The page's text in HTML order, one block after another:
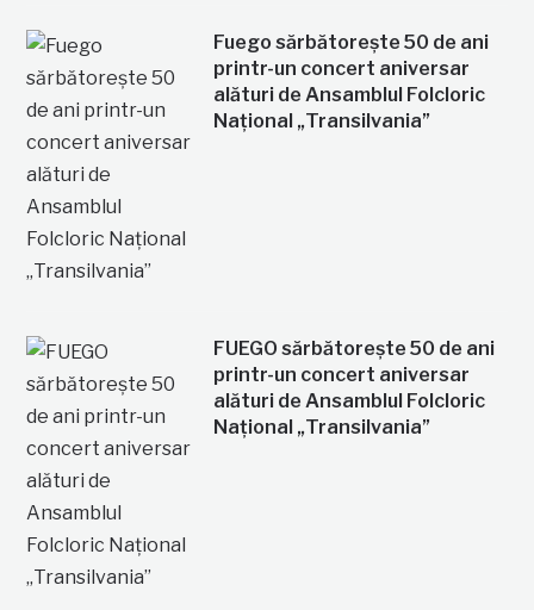
Fuego sărbătorește 50 de ani
printr-un concert aniversar
alături de Ansamblul Folcloric
Național „Transilvania”
FUEGO sărbătorește 50 de ani
printr-un concert aniversar
alături de Ansamblul Folcloric
Național „Transilvania”